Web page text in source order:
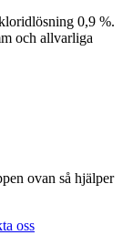
0,9 %.
och allvarliga
ovan så hjälper
oss